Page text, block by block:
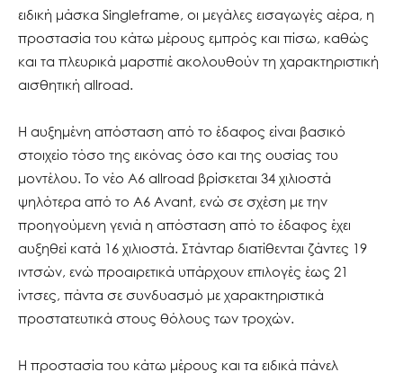
ειδική μάσκα Singleframe, οι μεγάλες εισαγωγές αέρα, η
προστασία του κάτω μέρους εμπρός και πίσω, καθώς
και τα πλευρικά μαρσπιέ ακολουθούν τη χαρακτηριστική
αισθητική allroad.
Η αυξημένη απόσταση από το έδαφος είναι βασικό
στοιχείο τόσο της εικόνας όσο και της ουσίας του
μοντέλου. Το νέο A6 allroad βρίσκεται 34 χιλιοστά
ψηλότερα από το A6 Avant, ενώ σε σχέση με την
προηγούμενη γενιά η απόσταση από το έδαφος έχει
αυξηθεί κατά 16 χιλιοστά. Στάνταρ διατίθενται ζάντες 19
ιντσών, ενώ προαιρετικά υπάρχουν επιλογές έως 21
ίντσες, πάντα σε συνδυασμό με χαρακτηριστικά
προστατευτικά στους θόλους των τροχών.
Η προστασία του κάτω μέρους και τα ειδικά πάνελ